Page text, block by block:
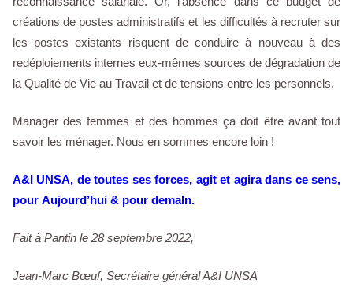
créations de postes administratifs et les difficultés à recruter sur
les postes existants risquent de conduire à nouveau à des
redéploiements internes eux-mêmes sources de dégradation de
la Qualité de Vie au Travail et de tensions entre les personnels.
Manager des femmes et des hommes ça doit être avant tout
savoir les ménager. Nous en sommes encore loin !
A&I UNSA, de toutes ses forces, agit et agira dans ce sens,
pour Aujourd’hui & pour demaIn.
Fait à Pantin le 28 septembre 2022,
Jean-Marc Bœuf, Secrétaire général A&I UNSA